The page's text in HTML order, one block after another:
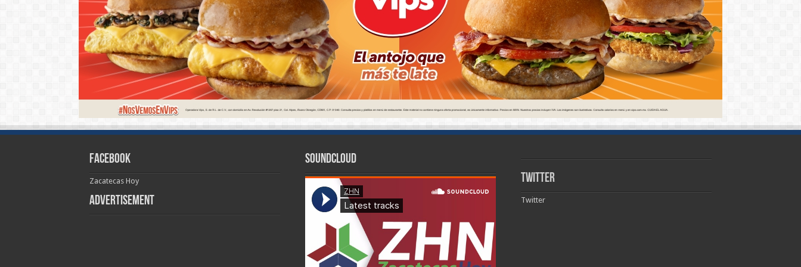
Facebook
Zacatecas Hoy
Advertisement
SoundCloud
Twitter
Twitter